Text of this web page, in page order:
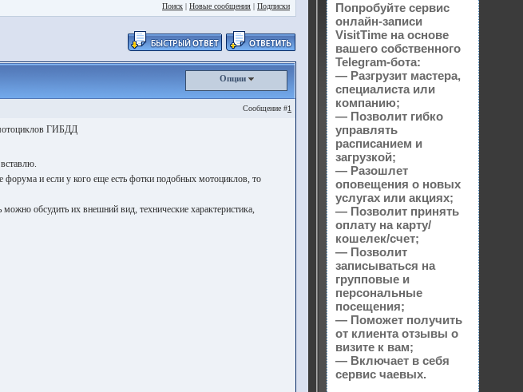
Поиск | Новые сообщения | Подписки
Опции
Сообщение #1
ГИБДД
форума и если у кого еще есть фотки подобных мотоциклов, то
обсудить их внешний вид, технические характеристика,
Попробуйте сервис
онлайн-записи
VisitTime на основе
вашего собственного
Telegram-бота:
— Разгрузит мастера,
специалиста или
компанию;
— Позволит гибко
управлять
расписанием и
загрузкой;
— Разошлет
оповещения о новых
услугах или акциях;
— Позволит принять
оплату на карту/
кошелек/счет;
— Позволит
записываться на
групповые и
персональные
посещения;
— Поможет получить
от клиента отзывы о
визите к вам;
— Включает в себя
сервис чаевых.